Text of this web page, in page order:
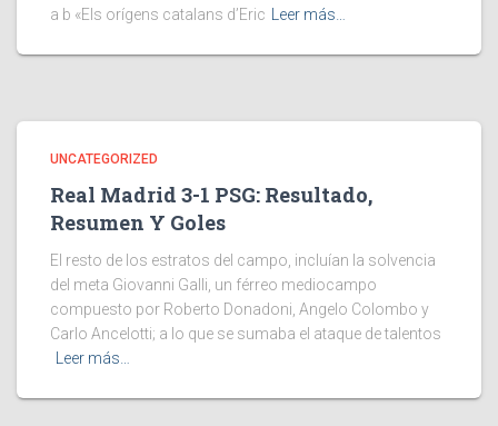
a b «Els orígens catalans d’Eric
Leer más…
UNCATEGORIZED
Real Madrid 3-1 PSG: Resultado,
Resumen Y Goles
El resto de los estratos del campo, incluían la solvencia
del meta Giovanni Galli, un férreo mediocampo
compuesto por Roberto Donadoni, Angelo Colombo y
Carlo Ancelotti; a lo que se sumaba el ataque de talentos
Leer más…